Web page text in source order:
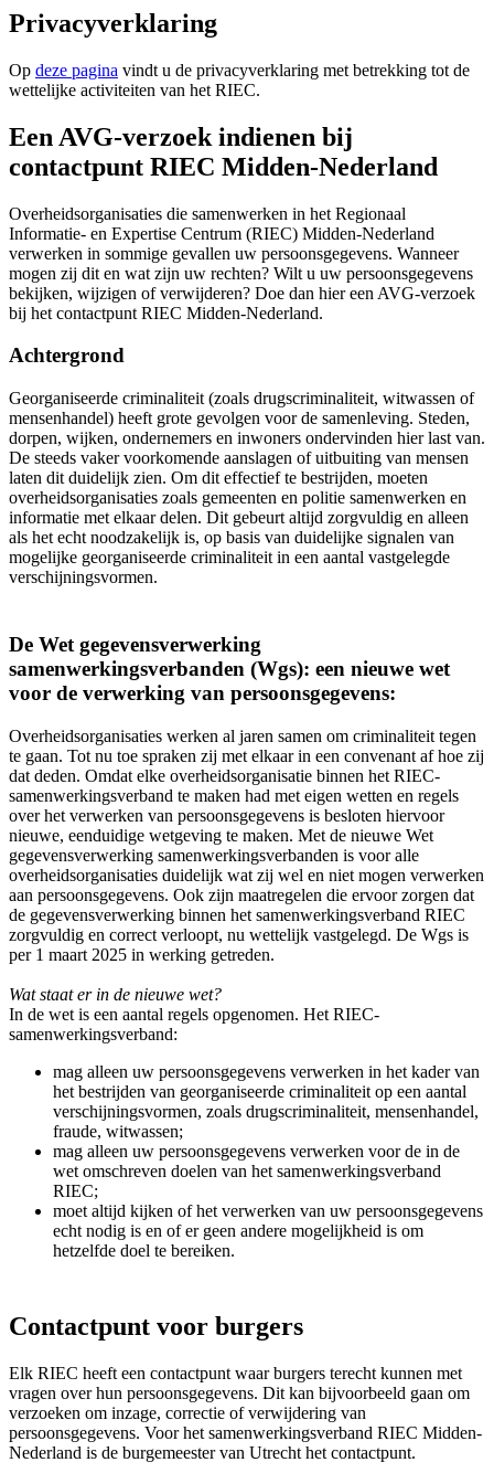
Privacyverklaring
Op deze pagina vindt u de privacyverklaring met betrekking tot de
wettelijke activiteiten van het RIEC.
Een AVG-verzoek indienen bij
contactpunt RIEC Midden-Nederland
Overheidsorganisaties die samenwerken in het Regionaal
Informatie- en Expertise Centrum (RIEC) Midden-Nederland
verwerken in sommige gevallen uw persoonsgegevens. Wanneer
mogen zij dit en wat zijn uw rechten? Wilt u uw persoonsgegevens
bekijken, wijzigen of verwijderen? Doe dan hier een AVG-verzoek
bij het contactpunt RIEC Midden-Nederland.
Achtergrond
Georganiseerde criminaliteit (zoals drugscriminaliteit, witwassen of
mensenhandel) heeft grote gevolgen voor de samenleving. Steden,
dorpen, wijken, ondernemers en inwoners ondervinden hier last van.
De steeds vaker voorkomende aanslagen of uitbuiting van mensen
laten dit duidelijk zien. Om dit effectief te bestrijden, moeten
overheidsorganisaties zoals gemeenten en politie samenwerken en
informatie met elkaar delen. Dit gebeurt altijd zorgvuldig en alleen
als het echt noodzakelijk is, op basis van duidelijke signalen van
mogelijke georganiseerde criminaliteit in een aantal vastgelegde
verschijningsvormen.
De Wet gegevensverwerking
samenwerkingsverbanden (Wgs): een nieuwe wet
voor de verwerking van persoonsgegevens:
Overheidsorganisaties werken al jaren samen om criminaliteit tegen
te gaan. Tot nu toe spraken zij met elkaar in een convenant af hoe zij
dat deden. Omdat elke overheidsorganisatie binnen het RIEC-
samenwerkingsverband te maken had met eigen wetten en regels
over het verwerken van persoonsgegevens is besloten hiervoor
nieuwe, eenduidige wetgeving te maken. Met de nieuwe Wet
gegevensverwerking samenwerkingsverbanden is voor alle
overheidsorganisaties duidelijk wat zij wel en niet mogen verwerken
aan persoonsgegevens. Ook zijn maatregelen die ervoor zorgen dat
de gegevensverwerking binnen het samenwerkingsverband RIEC
zorgvuldig en correct verloopt, nu wettelijk vastgelegd. De Wgs is
per 1 maart 2025 in werking getreden.
Wat staat er in de nieuwe wet?
In de wet is een aantal regels opgenomen. Het RIEC-
samenwerkingsverband:
mag alleen uw persoonsgegevens verwerken in het kader van
het bestrijden van georganiseerde criminaliteit op een aantal
verschijningsvormen, zoals drugscriminaliteit, mensenhandel,
fraude, witwassen;
mag alleen uw persoonsgegevens verwerken voor de in de
wet omschreven doelen van het samenwerkingsverband
RIEC;
moet altijd kijken of het verwerken van uw persoonsgegevens
echt nodig is en of er geen andere mogelijkheid is om
hetzelfde doel te bereiken.
Contactpunt voor burgers
Elk RIEC heeft een contactpunt waar burgers terecht kunnen met
vragen over hun persoonsgegevens. Dit kan bijvoorbeeld gaan om
verzoeken om inzage, correctie of verwijdering van
persoonsgegevens. Voor het samenwerkingsverband RIEC Midden-
Nederland is de burgemeester van Utrecht het contactpunt.